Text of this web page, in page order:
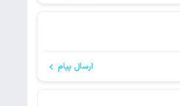
ارسال پیام